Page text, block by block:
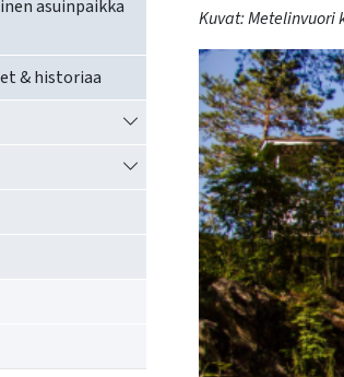
asuinpaikka
& historiaa
Vaihda alasvetovalikkoa
Vaihda alasvetovalikkoa
Kuvat:Metelinvuori